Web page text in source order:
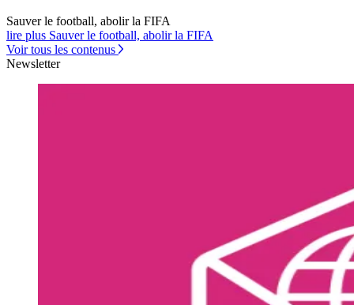
Sauver le football, abolir la FIFA
lire plus Sauver le football, abolir la FIFA
Voir tous les contenus
Newsletter